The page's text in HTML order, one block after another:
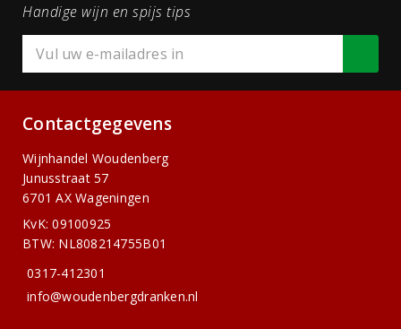
Handige wijn en spijs tips
Contactgegevens
Wijnhandel Woudenberg
Junusstraat 57
6701 AX Wageningen
KvK: 09100925
BTW: NL808214755B01
0317-412301
info@woudenbergdranken.nl